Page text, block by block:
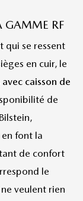
GAMME RF
qui se ressent
en cuir, le
caisson de
de
font la
de confort
le
veulent rien